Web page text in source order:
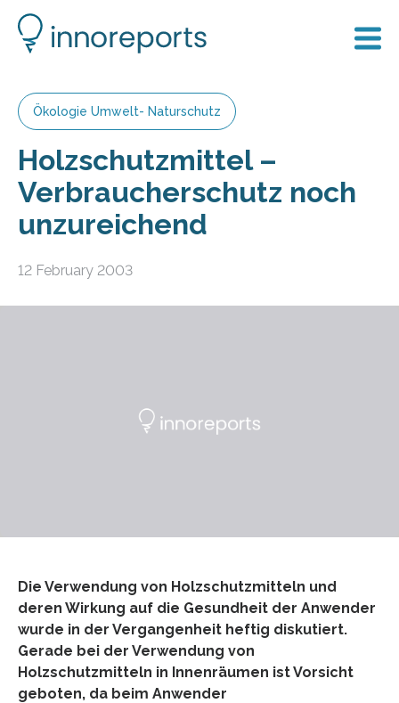
Ökologie Umwelt- Naturschutz
Holzschutzmittel –
Verbraucherschutz noch
unzureichend
12 February 2003
Die Verwendung von Holzschutzmitteln und
deren Wirkung auf die Gesundheit der Anwender
wurde in der Vergangenheit heftig diskutiert.
Gerade bei der Verwendung von
Holzschutzmitteln in Innenräumen ist Vorsicht
geboten, da beim Anwender